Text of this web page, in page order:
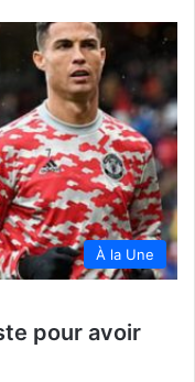
À la Une
pour avoir